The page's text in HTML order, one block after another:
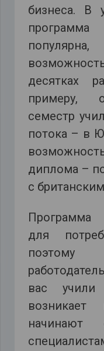
бизнеса. В
десятках
примеру,
семестр
потока – в
диплома –
с
Программа
для
поэтому
вас учили
начинают